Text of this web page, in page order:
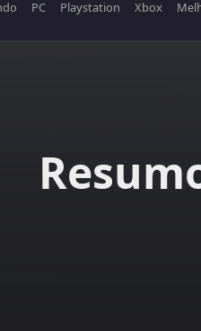
PC Playstation Xbox